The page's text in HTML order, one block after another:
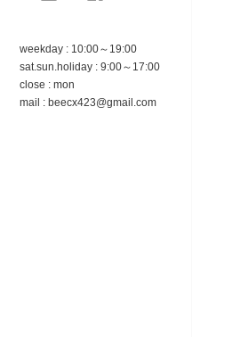
weekday : 10:00～19:00
sat.sun.holiday : 9:00～17:00
close : mon
mail : beecx423@gmail.com